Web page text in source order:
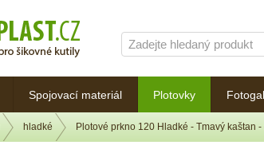
Spojovací materiál Plotovky
hladké Plotové prkno 120 Hladké - Tmavý kaštan